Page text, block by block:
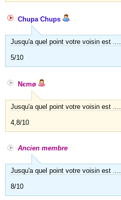
Chupa Chups
Jusqu'a quel point votre voisin est ....
5/10
Nєmø
Jusqu'a quel point votre voisin est ....
4,8/10
Ancien membre
Jusqu'a quel point votre voisin est ....
8/10